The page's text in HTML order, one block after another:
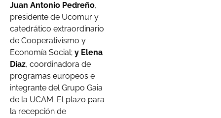
Juan Antonio Pedreño,
presidente de Ucomur y
catedrático extraordinario
de Cooperativismo y
Economía Social; y Elena
Díaz, coordinadora de
programas europeos e
integrante del Grupo Gaia
de la UCAM. El plazo para
la recepción de